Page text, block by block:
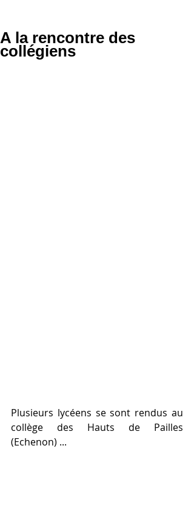
A la rencontre des
collégiens
Plusieurs lycéens se sont rendus au
collège des Hauts de Pailles
(Echenon) ...